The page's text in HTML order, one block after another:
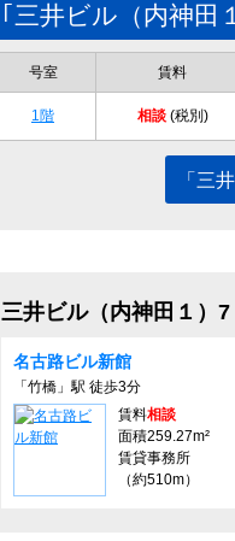
｢三井ビル（内神田
号室 賃料
1階 相談(税別)
「三
三井ビル（内神田１）
名古路ビル新館
「竹橋」駅 徒歩3分
賃料相談
面積259.27m²
賃貸事務所
（約510m）